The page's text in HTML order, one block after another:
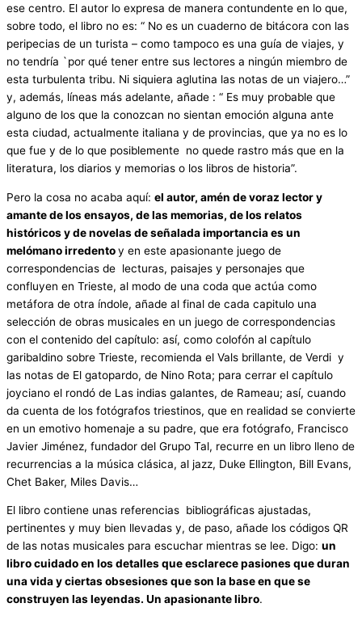
ese centro. El autor lo expresa de manera contundente en lo que,
sobre todo, el libro no es: “ No es un cuaderno de bitácora con las
peripecias de un turista – como tampoco es una guía de viajes, y
no tendría `por qué tener entre sus lectores a ningún miembro de
esta turbulenta tribu. Ni siquiera aglutina las notas de un viajero…”
y, además, líneas más adelante, añade : “ Es muy probable que
alguno de los que la conozcan no sientan emoción alguna ante
esta ciudad, actualmente italiana y de provincias, que ya no es lo
que fue y de lo que posiblemente no quede rastro más que en la
literatura, los diarios y memorias o los libros de historia”.
Pero la cosa no acaba aquí: el autor, amén de voraz lector y
amante de los ensayos, de las memorias, de los relatos
históricos y de novelas de señalada importancia es un
melómano irredentoy en este apasionante juego de
correspondencias de lecturas, paisajes y personajes que
confluyen en Trieste, al modo de una coda que actúa como
metáfora de otra índole, añade al final de cada capitulo una
selección de obras musicales en un juego de correspondencias
con el contenido del capítulo: así, como colofón al capítulo
garibaldino sobre Trieste, recomienda el Vals brillante, de Verdi y
las notas de El gatopardo, de Nino Rota; para cerrar el capítulo
joyciano el rondó de Las indias galantes, de Rameau; así, cuando
da cuenta de los fotógrafos triestinos, que en realidad se convierte
en un emotivo homenaje a su padre, que era fotógrafo, Francisco
Javier Jiménez, fundador del Grupo Tal, recurre en un libro lleno de
recurrencias a la música clásica, al jazz, Duke Ellington, Bill Evans,
Chet Baker, Miles Davis…
El libro contiene unas referencias bibliográficas ajustadas,
pertinentes y muy bien llevadas y, de paso, añade los códigos QR
de las notas musicales para escuchar mientras se lee. Digo: un
libro cuidado en los detalles que esclarece pasiones que duran
una vida y ciertas obsesiones que son la base en que se
construyen las leyendas. Un apasionante libro.